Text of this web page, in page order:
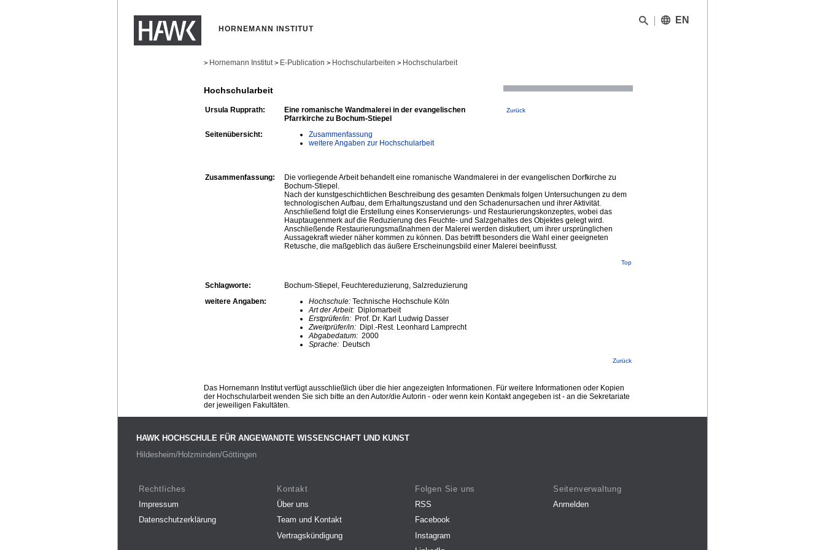
HORNEMANN INSTITUT
EN
> Hornemann Institut > E-Publication > Hochschularbeiten > Hochschularbeit
Hochschularbeit
Ursula Rupprath:
Eine romanische Wandmalerei in der evangelischen
Pfarrkirche zu Bochum-Stiepel
Zurück
Seitenübersicht:
Zusammenfassung
weitere Angaben zur Hochschularbeit
Zusammenfassung:
Die vorliegende Arbeit behandelt eine romanische Wandmalerei in der evangelischen Dorfkirche zu
Bochum-Stiepel.
Nach der kunstgeschichtlichen Beschreibung des gesamten Denkmals folgen Untersuchungen zu dem
technologischen Aufbau, dem Erhaltungszustand und den Schadenursachen und ihrer Aktivität.
Anschließend folgt die Erstellung eines Konservierungs- und Restaurierungskonzeptes, wobei das
Hauptaugenmerk auf die Reduzierung des Feuchte- und Salzgehaltes des Objektes gelegt wird.
Anschließende Restaurierungsmaßnahmen der Malerei werden diskutiert, um ihrer ursprünglichen
Aussagekraft wieder näher kommen zu können. Das betrifft besonders die Wahl einer geeigneten
Retusche, die maßgeblich das äußere Erscheinungsbild einer Malerei beeinflusst.
Top
Schlagworte:
Bochum-Stiepel, Feuchtereduzierung, Salzreduzierung
weitere Angaben:
Hochschule: Technische Hochschule Köln
Art der Arbeit: Diplomarbeit
Erstprüfer/in: Prof. Dr. Karl Ludwig Dasser
Zweitprüfer/in: Dipl.-Rest. Leonhard Lamprecht
Abgabedatum: 2000
Sprache: Deutsch
Zurück
Das Hornemann Institut verfügt ausschließlich über die hier angezeigten Informationen. Für weitere Informationen oder Kopien
der Hochschularbeit wenden Sie sich bitte an den Autor/die Autorin - oder wenn kein Kontakt angegeben ist - an die Sekretariate
der jeweiligen Fakultäten.
HAWK HOCHSCHULE FÜR ANGEWANDTE WISSENSCHAFT UND KUNST
Hildesheim/Holzminden/Göttingen
Rechtliches
Impressum
Datenschutzerklärung
Kontakt
Über uns
Team und Kontakt
Vertragskündigung
Folgen Sie uns
RSS
Facebook
Instagram
Seitenverwaltung
Anmelden